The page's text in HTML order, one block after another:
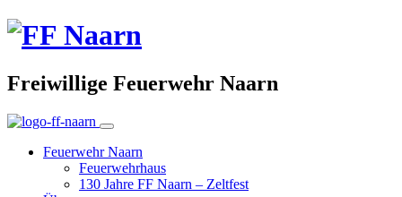
Freiwillige Feuerwehr Naarn
Feuerwehr Naarn
Feuerwehrhaus
130 Jahre FF Naarn – Zeltfest